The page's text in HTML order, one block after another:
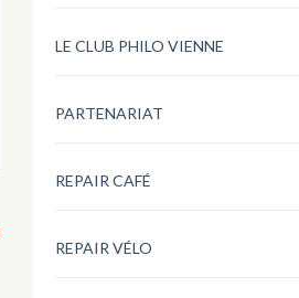
LE CLUB PHILO VIENNE
PARTENARIAT
REPAIR CAFÉ
REPAIR VÉLO